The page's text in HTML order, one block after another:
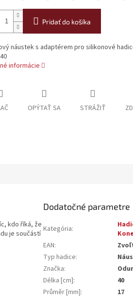
Pridať do košíka
náustek s adaptérem pro silikonové
informácie
OPÝTAŤ SA STRÁŽIŤ
kdo říká, že
je součástí
Dodatočné parametre
Kategória:
EAN:
Typ hadice:
Značka:
Délka [cm]:
40
Průměr [mm]:
17